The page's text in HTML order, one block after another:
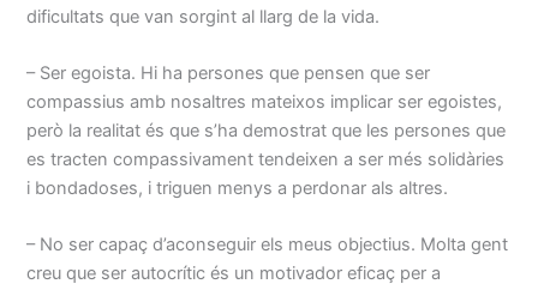
dificultats que van sorgint al llarg de la vida.
– Ser egoista. Hi ha persones que pensen que ser
compassius amb nosaltres mateixos implicar ser egoistes,
però la realitat és que s’ha demostrat que les persones que
es tracten compassivament tendeixen a ser més solidàries
i bondadoses, i triguen menys a perdonar als altres.
– No ser capaç d’aconseguir els meus objectius. Molta gent
creu que ser autocrític és un motivador eficaç per a